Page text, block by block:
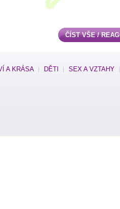
ČÍST VŠE /
A KRÁSA DĚTI SEX A VZTAHY